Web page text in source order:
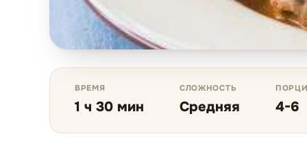
ВРЕМЯ
1 ч 30 мин
СЛОЖНОСТЬ
Средняя 4-6